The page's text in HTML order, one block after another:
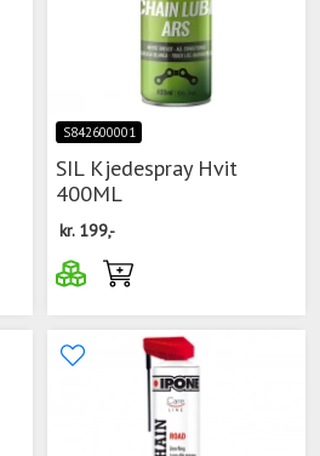
S842600001
SIL Kjedespray Hvit
400ML
kr. 199,-